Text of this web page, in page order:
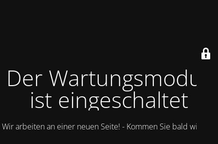
Der Wartungsmodus
ist eingeschaltet
Wir arbeiten an einer neuen Seite! - Kommen Sie bald wieder.